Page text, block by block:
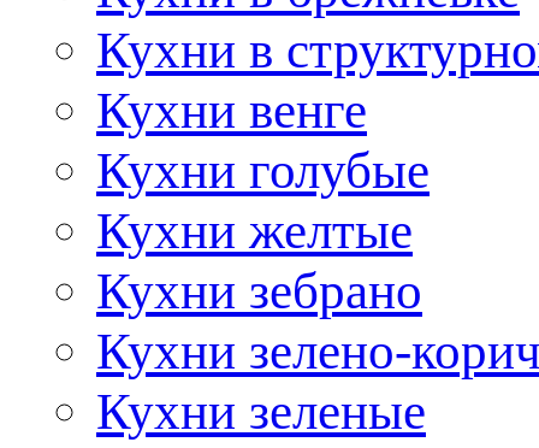
Кухни в
Кухни венге
Кухни голубые
Кухни желтые
Кухни зебрано
Кухни зелено-
Кухни зеленые